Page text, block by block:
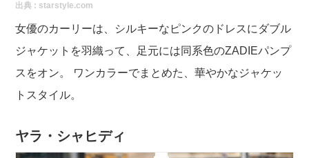
出典 : starstyle.com
女優のカーリーは、シルキーなピンクのドレスにダブル
ジャケットを羽織って、足元には同系色のZADIEパンプ
スをオン。 ワンカラーでまとめた、華やかなジャケッ
トスタイル。
ヤラ・シャヒディ